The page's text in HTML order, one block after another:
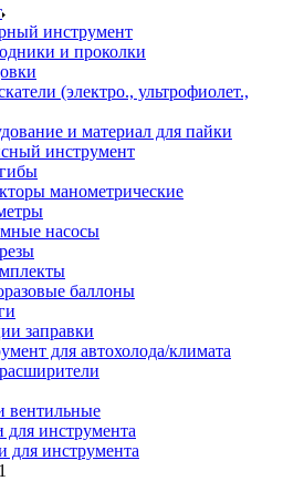
инструмент
и проколки
(электро., ультрофиолет.,
и материал для пайки
инструмент
манометрические
насосы
баллоны
заправки
для автохолода/климата
вентильные
инструмента
для инструмента